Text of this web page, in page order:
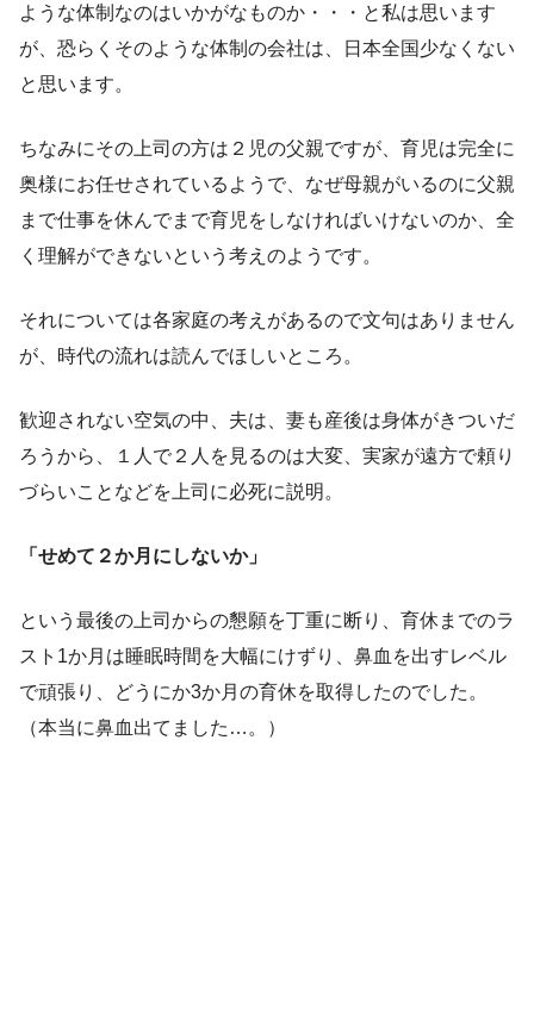
ような体制なのはいかがなものか・・・と私は思います
が、恐らくそのような体制の会社は、日本全国少なくない
と思います。
ちなみにその上司の方は２児の父親ですが、育児は完全に
奥様にお任せされているようで、なぜ母親がいるのに父親
まで仕事を休んでまで育児をしなければいけないのか、全
く理解ができないという考えのようです。
それについては各家庭の考えがあるので文句はありません
が、時代の流れは読んでほしいところ。
歓迎されない空気の中、夫は、妻も産後は身体がきついだ
ろうから、１人で２人を見るのは大変、実家が遠方で頼り
づらいことなどを上司に必死に説明。
「せめて２か月にしないか」
という最後の上司からの懇願を丁重に断り、育休までのラ
スト1か月は睡眠時間を大幅にけずり、鼻血を出すレベル
で頑張り、どうにか3か月の育休を取得したのでした。
（本当に鼻血出てました…。）